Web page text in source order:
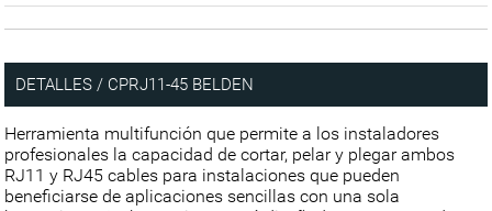
DETALLES / CPRJ11-45 BELDEN
Herramienta multifunción que permite a los instaladores
profesionales la capacidad de cortar, pelar y plegar ambos
RJ11 y RJ45 cables para instalaciones que pueden
beneficiarse de aplicaciones sencillas con una sola